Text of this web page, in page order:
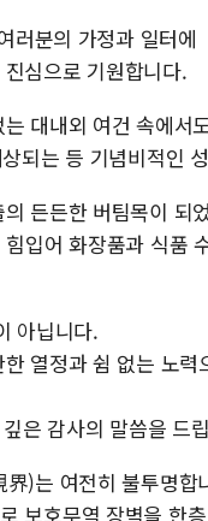
러분의 가정과 일터에
심으로 기원합니다.
대내외 여건 속에서
되는 등 기념비적인
든든한 버팀목이 되
입어 화장품과 식품
아닙니다.
열정과 쉼 없는 노
은 감사의 말씀을 드
)는 여전히 불투명합
보호무역 장벽을 한